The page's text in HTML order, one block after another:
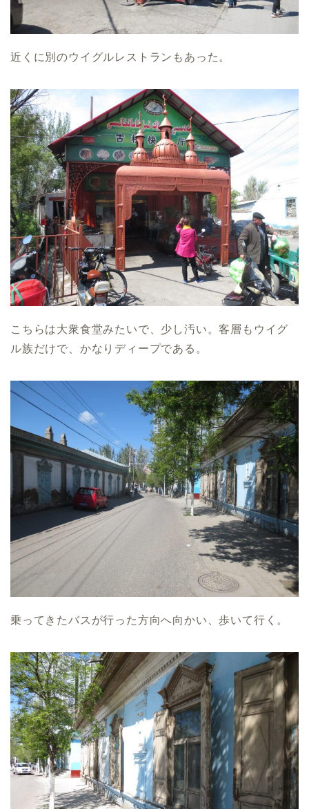
近くに別のウイグルレストランもあった。
こちらは大衆食堂みたいで、少し汚い。客層もウイグ
ル族だけで、かなりディープである。
乗ってきたバスが行った方向へ向かい、歩いて行く。